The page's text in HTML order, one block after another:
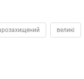
великі